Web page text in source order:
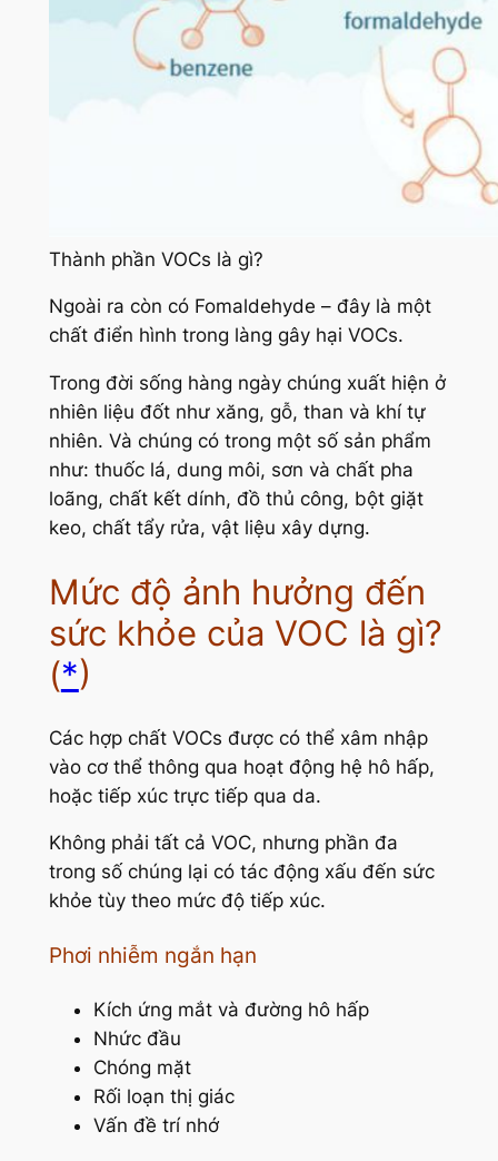
Thành phần VOCs là gì?
Ngoài ra còn có Fomaldehyde – đây là một
chất điển hình trong làng gây hại VOCs.
Trong đời sống hàng ngày chúng xuất hiện ở
nhiên liệu đốt như xăng, gỗ, than và khí tự
nhiên. Và chúng có trong một số sản phẩm
như: thuốc lá, dung môi, sơn và chất pha
loãng, chất kết dính, đồ thủ công, bột giặt
keo, chất tẩy rửa, vật liệu xây dựng.
Mức độ ảnh hưởng đến
sức khỏe của VOC là gì?
(*)
Các hợp chất VOCs được có thể xâm nhập
vào cơ thể thông qua hoạt động hệ hô hấp,
hoặc tiếp xúc trực tiếp qua da.
Không phải tất cả VOC, nhưng phần đa
trong số chúng lại có tác động xấu đến sức
khỏe tùy theo mức độ tiếp xúc.
Phơi nhiễm ngắn hạn
Kích ứng mắt và đường hô hấp
Nhức đầu
Chóng mặt
Rối loạn thị giác
Vấn đề trí nhớ